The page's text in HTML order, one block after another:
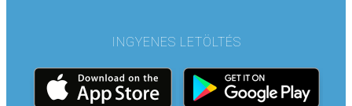
INGYENES LETÖLTÉS